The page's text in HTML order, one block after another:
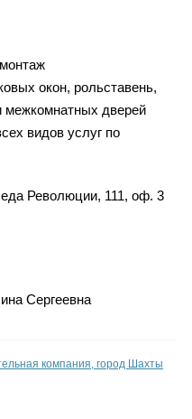
окон, рольставень,
межкомнатных дверей
видов услуг по
Революции, 111, оф. 3
Сергеевна
компания, город Шахты